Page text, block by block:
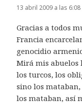
13 abril 2009 a las 6:08
Gracias a todos
Francia
genocidio
Mirá mis abuelos
los turcos, los
sino los
los mataban, así